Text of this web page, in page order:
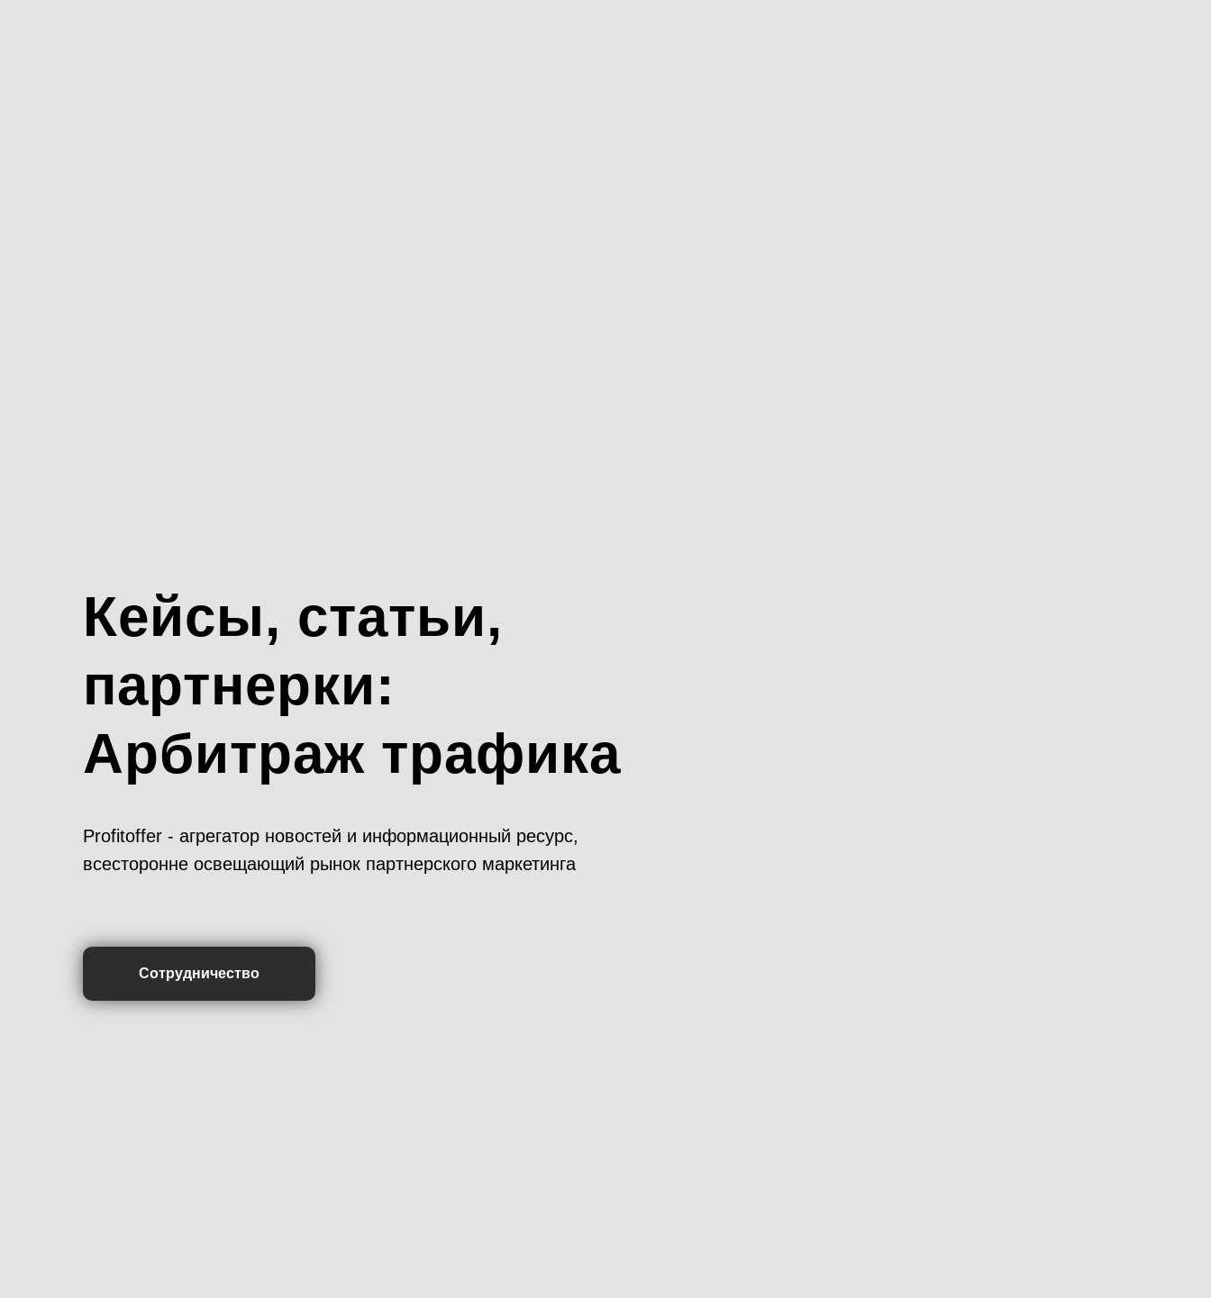
Кейсы, статьи,
партнерки:
Арбитраж трафика
Profitoffer - агрегатор новостей и информационный ресурс,
всесторонне освещающий рынок партнерского маркетинга
Сотрудничество